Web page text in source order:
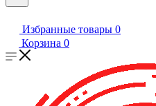
Избранные товары 0
Корзина 0